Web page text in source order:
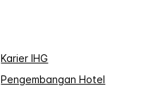
Karier IHG
Pengembangan Hotel